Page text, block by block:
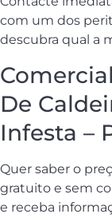
com um dos
descubra qual a
De
Infesta –
Quer saber o
gratuito e sem
e receba